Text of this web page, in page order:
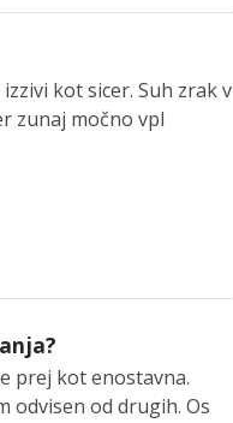
kot sicer. Suh zrak v
zunaj močno vpl
prej kot enostavna.
odvisen od drugih. Os